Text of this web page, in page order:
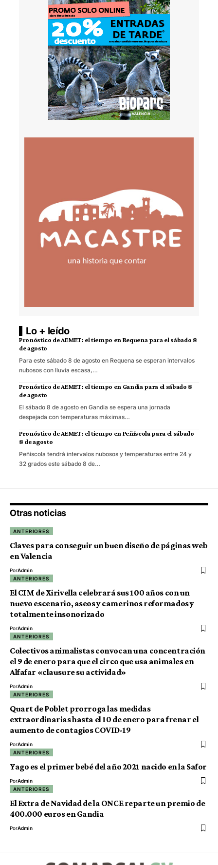
Lo + leído
Pronóstico de AEMET: el tiempo en Requena para el sábado 8
de agosto
Para este sábado 8 de agosto en Requena se esperan intervalos
nubosos con lluvia escasa,…
Pronóstico de AEMET: el tiempo en Gandia para el sábado 8
de agosto
El sábado 8 de agosto en Gandia se espera una jornada
despejada con temperaturas máximas…
Pronóstico de AEMET: el tiempo en Peñíscola para el sábado
8 de agosto
Peñíscola tendrá intervalos nubosos y temperaturas entre 24 y
32 grados este sábado 8 de…
Otras noticias
ANTERIORES
Claves para conseguir un buen diseño de páginas web
en Valencia
PorAdmin
ANTERIORES
El CIM de Xirivella celebrará sus 100 años con un
nuevo escenario, aseos y camerinos reformados y
totalmente insonorizado
PorAdmin
ANTERIORES
Colectivos animalistas convocan una concentración
el 9 de enero para que el circo que usa animales en
Alfafar «clausure su actividad»
PorAdmin
ANTERIORES
Quart de Poblet prorroga las medidas
extraordinarias hasta el 10 de enero para frenar el
aumento de contagios COVID-19
PorAdmin
ANTERIORES
Yago es el primer bebé del año 2021 nacido en la Safor
PorAdmin
ANTERIORES
El Extra de Navidad de la ONCE reparte un premio de
400.000 euros en Gandia
PorAdmin